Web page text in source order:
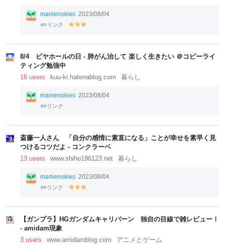
mamenokies 2023/08/04
リンク
y
lo
w
y
lo
w
lo
8/4 ビヤホールの日 - 肺がん治して 楽しく生きたい ＠コピーライ
ティング勉強中
16 users
kuu-ki.hatenablog.com 暮らし
mamenokies 2023/08/04
リンク
斎藤一人さん 「自分の感情に素直になる」ことが幸せを素早く見
つけるコツだよ - コンクラーベ
13 users
www.shiho196123.net 暮らし
mamenokies 2023/08/04
リンク
y
lo
w
y
lo
w
lo
w
【ガンプラ】HGガンダムキャリバーン 独自の目線で雑レビュー！
- amidam現象
3 users
www.amidamblog.com アニメとゲーム